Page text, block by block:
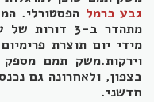
גבע כרמל
מתהדר ב-3
מידי יום תוצרת
וירקות.משק תמם מספק
בצפון, ולאחרונה גם
חדשני.